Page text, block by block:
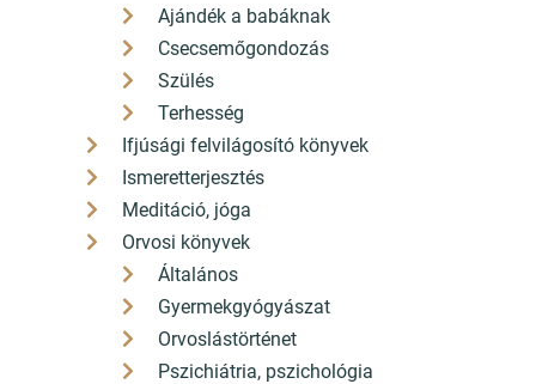
Ajándék a babáknak
Csecsemőgondozás
Szülés
Terhesség
Ifjúsági felvilágosító könyvek
Ismeretterjesztés
Meditáció, jóga
Orvosi könyvek
Általános
Gyermekgyógyászat
Orvoslástörténet
Pszichiátria, pszichológia
5 999 Ft
5 400